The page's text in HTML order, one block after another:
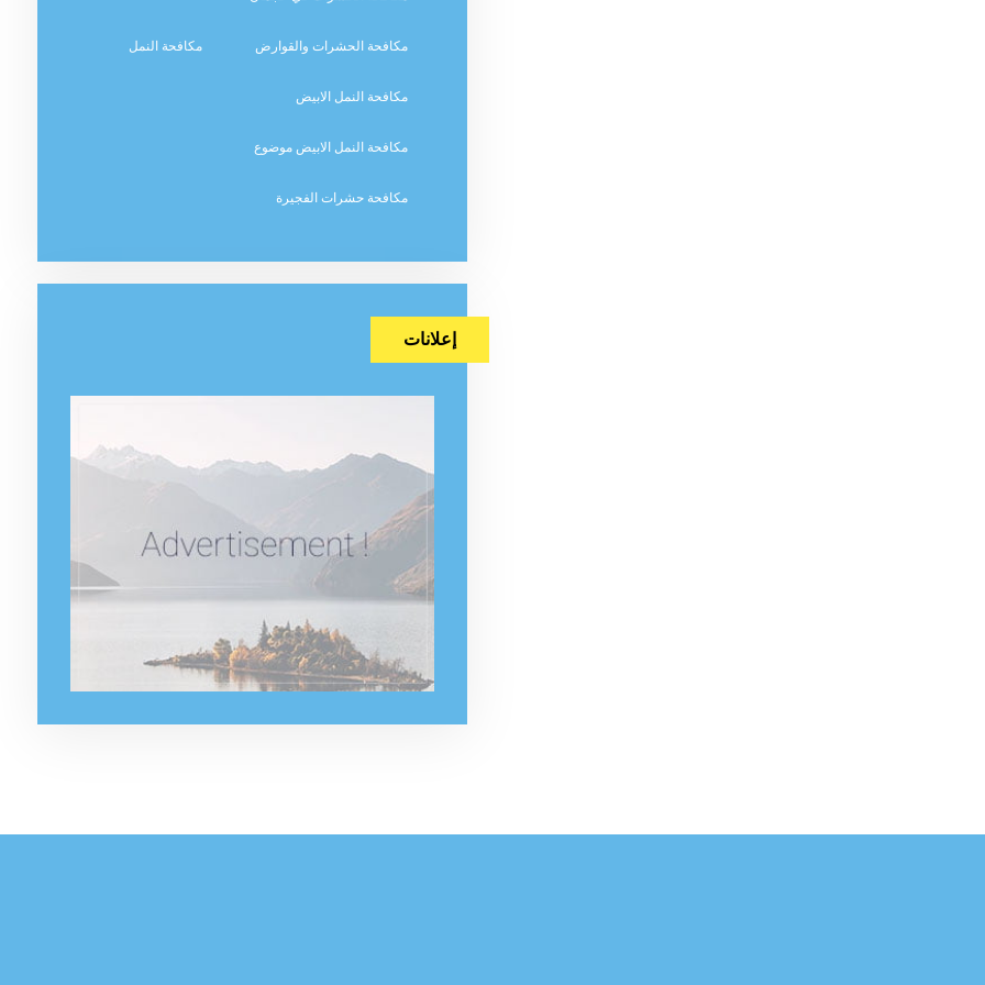
مكافحة الحشرات والقوارض مكافحة النمل
مكافحة النمل الابيض
مكافحة النمل الابيض موضوع
مكافحة حشرات الفجيرة
إعلانات